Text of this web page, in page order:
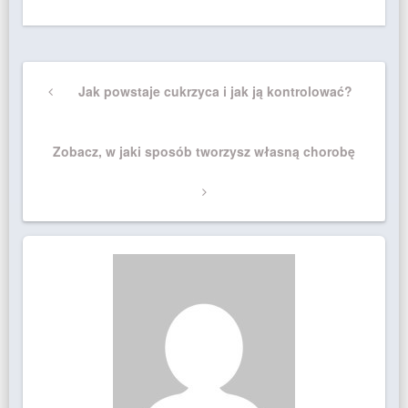
wpisuPreviousJak powstaje cukrzyca i jak ją kontrolować?
Next
Zobacz, w jaki sposób tworzysz własną chorobę